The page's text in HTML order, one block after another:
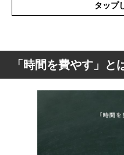
タップ
「時間を費やす」
「時間を費やす」
「時間を費やす」と